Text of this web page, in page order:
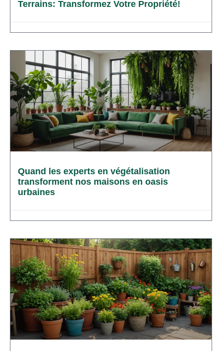
Terrains: Transformez Votre Propriété!
Quand les experts en végétalisation
transforment nos maisons en oasis
urbaines